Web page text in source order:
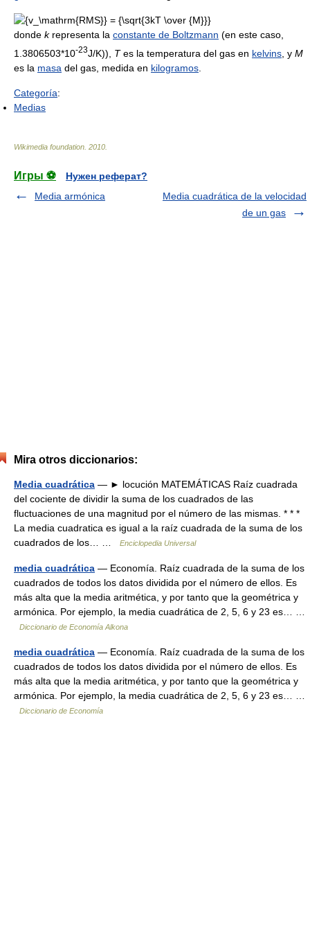
donde krepresenta la constante de Boltzmann (en este caso,
1.3806503*10-23J/K)), Tes la temperatura del gas en kelvins , y M
es la masa del gas, medida en kilogramos
Categoría:
Medias
Wikimedia foundation 2010
Игры ⚽
Нужен реферат?
Media armónica
Media cuadrática de la velocidad
de un gas
Mira otros diccionarios:
Media cuadrática — ► locución MATEMÁTICAS Raíz cuadrada
del cociente de dividir la suma de los cuadrados de las
fluctuaciones de una magnitud por el número de las mismas. * * *
La media cuadratica es igual a la raíz cuadrada de la suma de los
cuadrados de los… …
Enciclopedia Universal
media cuadrática — Economía. Raíz cuadrada de la suma de los
cuadrados de todos los datos dividida por el número de ellos. Es
más alta que la media aritmética, y por tanto que la geométrica y
armónica. Por ejemplo, la media cuadrática de 2, 5, 6 y 23 es… …
Diccionario de Economía Alkona
media cuadrática — Economía. Raíz cuadrada de la suma de los
cuadrados de todos los datos dividida por el número de ellos. Es
más alta que la media aritmética, y por tanto que la geométrica y
armónica. Por ejemplo, la media cuadrática de 2, 5, 6 y 23 es… …
Diccionario de Economía